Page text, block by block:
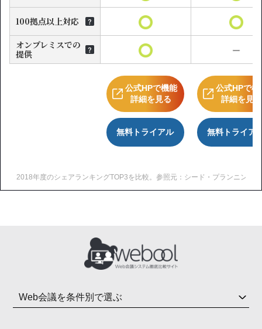
100拠点以上対応
オンプレミスでの
提供
公式HPで機能
詳細を見る
無料トライアル
公式HPで機
詳細を見る
無料トライア
2018年度のシェアランキングTOP3を比較。参照元：シード・プランニン
Web会議を条件別で選ぶ